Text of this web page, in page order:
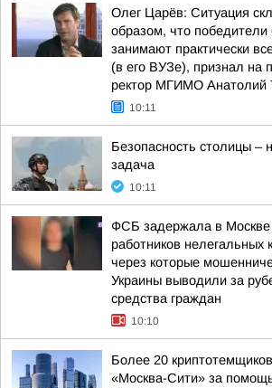
Олег Царёв: Ситуация
образом, что
занимают практически
(в его ВУЗе), признал на
ректор МГИМО Анатолий
10:11
Безопасность столицы –
задача
10:11
ФСБ задержала в Москве
работников нелегальных
через которые
Украины выводили за
средства граждан
10:10
Более 20
«Москва-Сити» за